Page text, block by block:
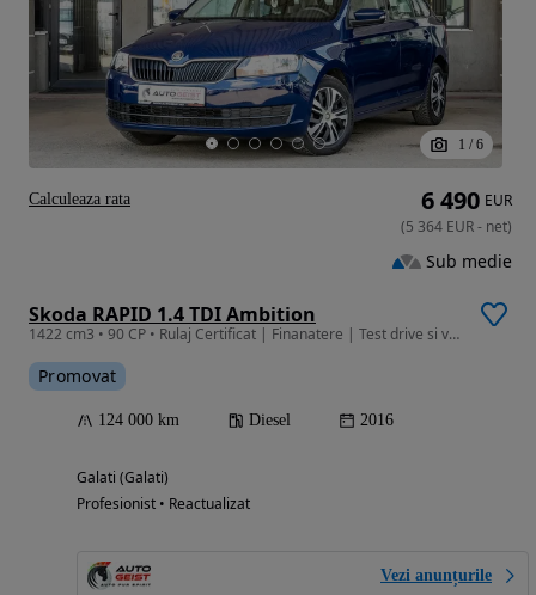
1 / 6
Skoda RAPID 1.4 TDI Ambition
1422 cm3 • 90 CP • Rulaj Certificat | Finanatere | Test drive si verificare
Promovat
124 000 km Diesel 2016
Galati (Galati)
Profesionist • Reactualizat
Vezi anunțurile
6 490 EUR
(5 364 EUR- net)
Sub medie
Calculeaza rata